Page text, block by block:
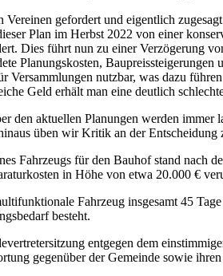
gefordert und eigentlich
Plan im Herbst 2022 von einer
Dies führt nun zu einer Verzögerung
Planungskosten,
Versammlungen nutzbar, was dazu
Geld erhält man eine deutlich
den aktuellen Planungen werden
üben wir Kritik an der Entscheidung
Fahrzeugs für den Bauhof stand nach
in Höhe von etwa 20.000 €
Fahrzeug insgesamt 45
besteht.
entgegen dem
gegenüber der Gemeinde sowie